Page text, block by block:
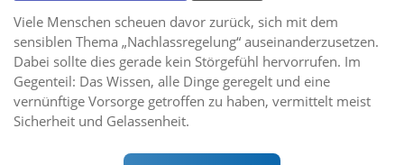
Viele Menschen scheuen davor zurück, sich mit dem
sensiblen Thema „Nachlassregelung“ auseinanderzusetzen.
Dabei sollte dies gerade kein Störgefühl hervorrufen. Im
Gegenteil: Das Wissen, alle Dinge geregelt und eine
vernünftige Vorsorge getroffen zu haben, vermittelt meist
Sicherheit und Gelassenheit.